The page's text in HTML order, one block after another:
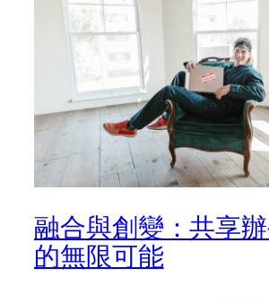
融合與創變：共享
的無限可能